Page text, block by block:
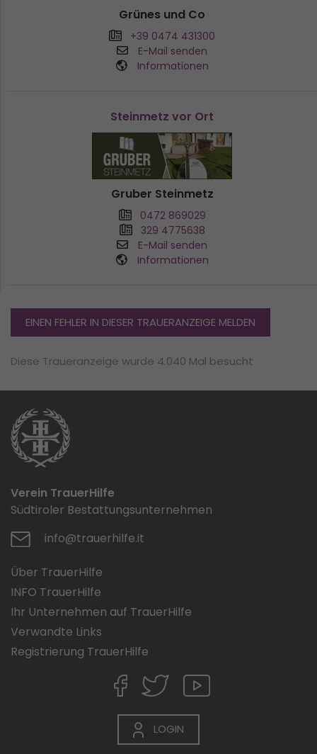
Grünes und Co
+39 0474 431300
E-Mail senden
Informationen
Steinmetz vor Ort
Gruber Steinmetz
0472 869029
329 4775638
E-Mail senden
Informationen
EINEN FEHLER IN DIESER TRAUERANZEIGE MELDEN
Diese Traueranzeige wurde 4.040 Mal besucht
Verein TrauerHilfe
Südtiroler Bestattungsunternehmen
info@trauerhilfe.it
Über TrauerHilfe
INFO TrauerHilfe
Ihr Unternehmen auf TrauerHilfe
Verwandte Links
Registrierung TrauerHilfe
LOGIN